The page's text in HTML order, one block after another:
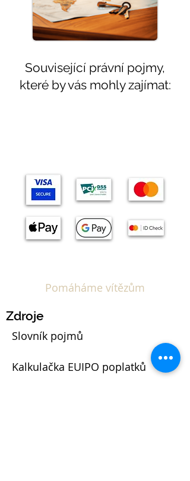
Související právní pojmy,
které by vás mohly zajímat:
Pomáháme vítězům
Zdroje
Slovník pojmů
Kalkulačka EUIPO poplatků